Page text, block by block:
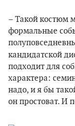
– Такой костюм
формальные
кандидатской
подходит для
характера:
надо, и я бы
он простоват. И